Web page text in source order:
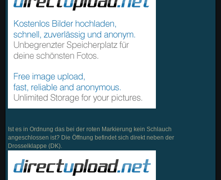
Ist es in Ordnung das bei der roten Markierung kein Schlauch
angeschlossen ist? Die Öffnung befindet sich direkt neben der
Drosselklappe (DK).